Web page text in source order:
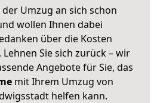
Umzug an sich schon
wollen Ihnen dabei
über die Kosten
Sie sich zurück – wir
Angebote für Sie, das
mit Ihrem Umzug von
helfen kann.